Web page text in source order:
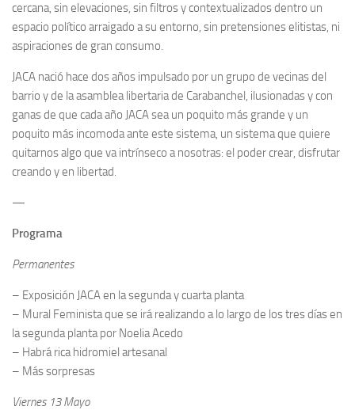
cercana, sin elevaciones, sin filtros y contextualizados dentro un
espacio político arraigado a su entorno, sin pretensiones elitistas, ni
aspiraciones de gran consumo.
JACA nació hace dos años impulsado por un grupo de vecinas del
barrio y de la asamblea libertaria de Carabanchel, ilusionadas y con
ganas de que cada año JACA sea un poquito más grande y un
poquito más incomoda ante este sistema, un sistema que quiere
quitarnos algo que va intrínseco a nosotras: el poder crear, disfrutar
creando y en libertad.
—
Programa
Permanentes
– Exposición JACA en la segunda y cuarta planta
– Mural Feminista que se irá realizando a lo largo de los tres días en
la segunda planta por Noelia Acedo
– Habrá rica hidromiel artesanal
– Más sorpresas
Viernes 13 Mayo